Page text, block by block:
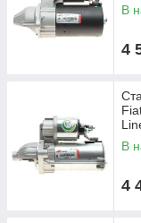
В
4
KA;
В
4